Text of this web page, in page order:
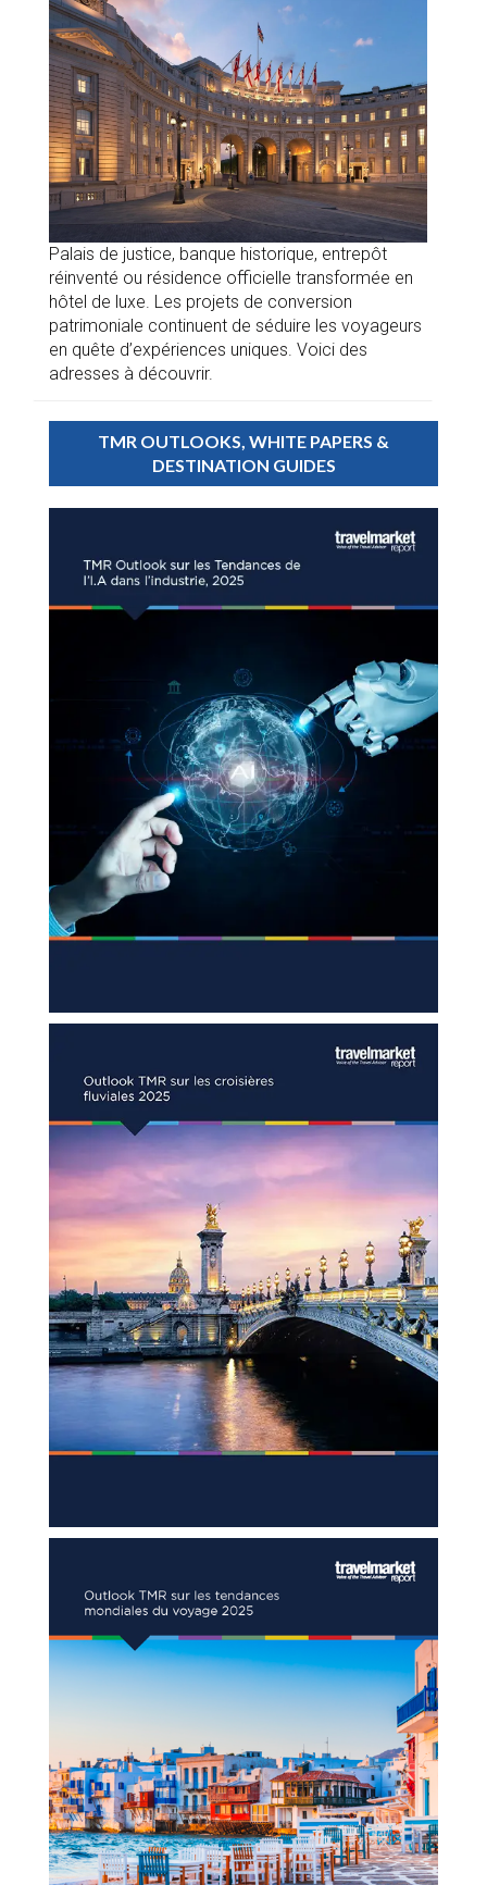
Palais de justice, banque historique, entrepôt
réinventé ou résidence officielle transformée en
hôtel de luxe. Les projets de conversion
patrimoniale continuent de séduire les voyageurs
en quête d’expériences uniques. Voici des
adresses à découvrir.
TMR OUTLOOKS, WHITE PAPERS &
DESTINATION GUIDES